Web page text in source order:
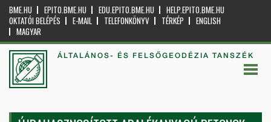
BME.HU EPITO.BME.HU EDU.EPITO.BME.HU
HELP.EPITO.BME.HU
OKTATÓI BELÉPÉS
E-MAIL TELEFONKÖNYV TÉRKÉP
ENGLISH
MAGYAR
ÁLTALÁNOS- ÉS FELSŐGEODÉZIA TANSZÉK